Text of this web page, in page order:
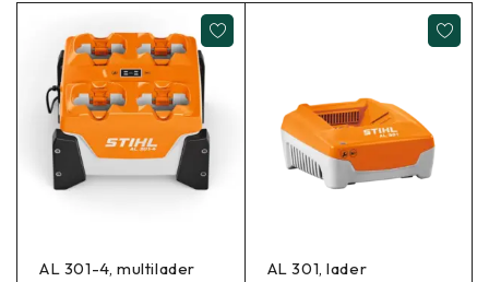
AL 301-4, multilader AL 301, lader